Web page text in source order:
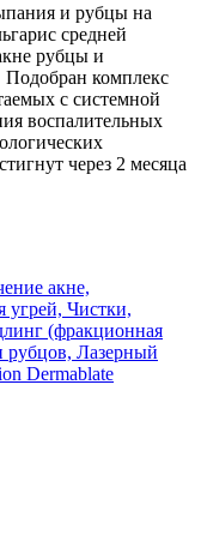
и рубцы на
средней
рубцы и
Подобран комплекс
с системной
воспалительных
через 2 месяца
акне,
угрей, Чистки,
(фракционная
рубцов, Лазерный
Dermablate